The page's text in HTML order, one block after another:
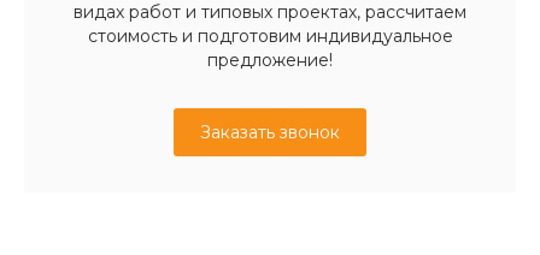
видах работ и типовых проектах, рассчитаем
стоимость и подготовим индивидуальное
предложение!
Заказать звонок